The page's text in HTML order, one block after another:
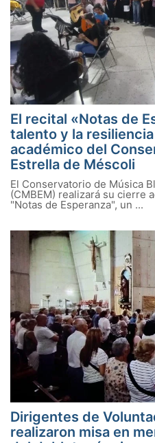
El recital «Notas de
talento y la
académico del
Estrella de Méscoli
El Conservatorio de Música
(CMBEM) realizará su cierre
"Notas de Esperanza", un ...
Dirigentes de
realizaron misa en